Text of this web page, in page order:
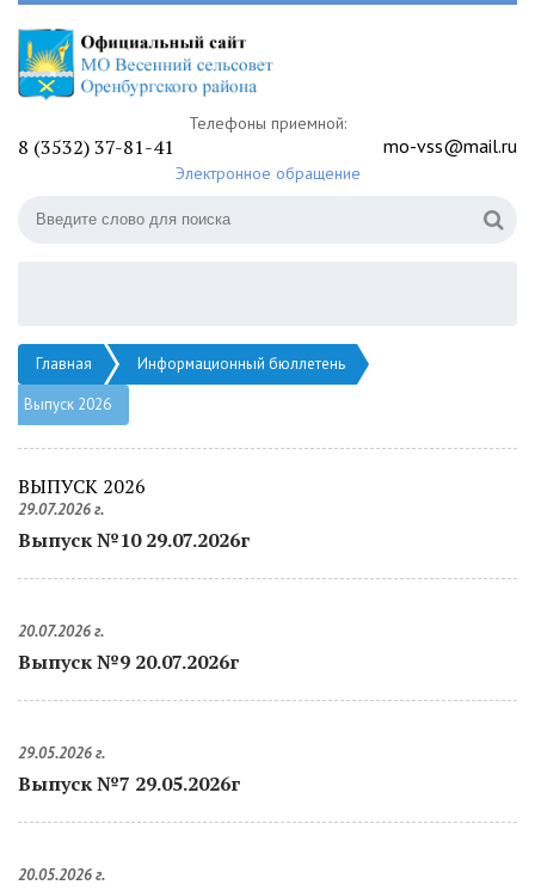
Телефоны приемной:
8 (3532) 37-81-41 mo-vss@mail.ru
Электронное обращение
Главная
Информационный бюллетень
Выпуск 2026
ВЫПУСК 2026
29.07.2026 г.
Выпуск №10 29.07.2026г
20.07.2026 г.
Выпуск №9 20.07.2026г
29.05.2026 г.
Выпуск №7 29.05.2026г
20.05.2026 г.